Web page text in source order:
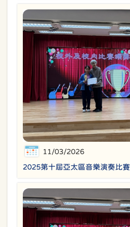
11/03/2026
2025第十屆亞太區音樂演奏比賽